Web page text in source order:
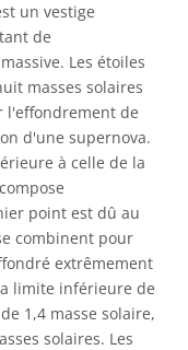
un vestige
de
Les étoiles
masses solaires
de
d'une supernova.
à celle de la
point est dû au
combinent pour
extrêmement
limite inférieure de
1,4 masse solaire,
solaires. Les